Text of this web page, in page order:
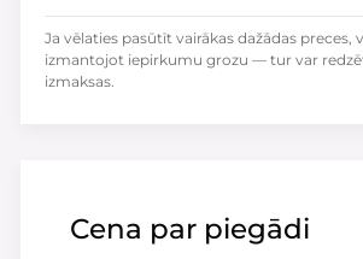
Cena par piegādi
Ja vēlaties pasūtīt vairākas dažādas preces,
izmantojot iepirkumu grozu — tur var
izmaksas.